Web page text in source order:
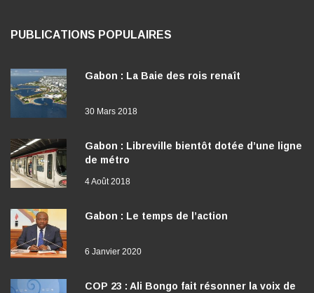
PUBLICATIONS POPULAIRES
Gabon : La Baie des rois renaît
30 Mars 2018
Gabon : Libreville bientôt dotée d’une ligne
de métro
4 Août 2018
Gabon : Le temps de l’action
6 Janvier 2020
COP 23 : Ali Bongo fait résonner la voix de